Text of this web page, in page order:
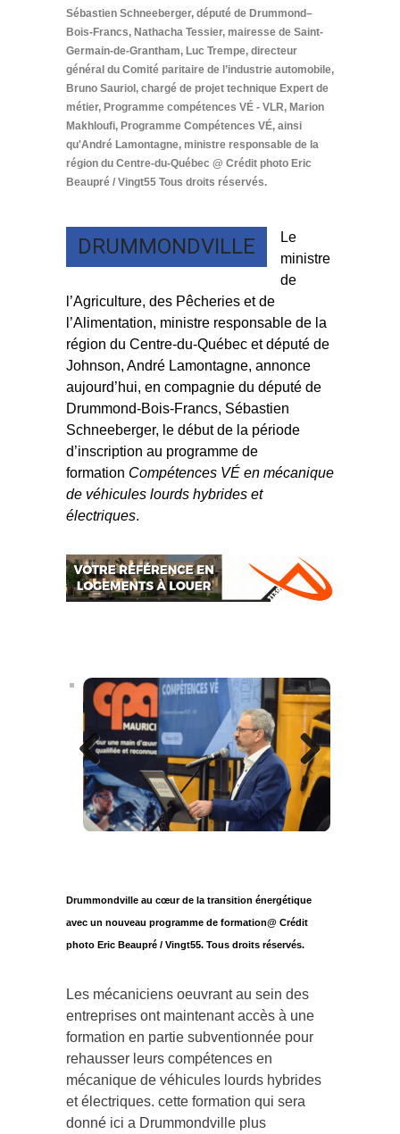
Sébastien Schneeberger, député de Drummond–
Bois-Francs, Nathacha Tessier, mairesse de Saint-
Germain-de-Grantham, Luc Trempe, directeur
général du Comité paritaire de l’industrie automobile,
Bruno Sauriol, chargé de projet technique Expert de
métier, Programme compétences VÉ - VLR, Marion
Makhloufi, Programme Compétences VÉ, ainsi
qu'André Lamontagne, ministre responsable de la
région du Centre-du-Québec @ Crédit photo Eric
Beaupré / Vingt55 Tous droits réservés.
DRUMMONDVILLE
Le
ministre
de
l’Agriculture, des Pêcheries et de
l’Alimentation, ministre responsable de la
région du Centre‑du‑Québec et député de
Johnson, André Lamontagne, annonce
aujourd’hui, en compagnie du député de
Drummond-Bois-Francs, Sébastien
Schneeberger, le début de la période
d’inscription au programme de
formation Compétences VÉ en mécanique
de véhicules lourds hybrides et
électriques.
Previous Next
Drummondville au cœur de la transition énergétique
avec un nouveau programme de formation@ Crédit
photo Eric Beaupré / Vingt55. Tous droits réservés.
Les mécaniciens oeuvrant au sein des
entreprises ont maintenant accès à une
formation en partie subventionnée pour
rehausser leurs compétences en
mécanique de véhicules lourds hybrides
et électriques. cette formation qui sera
donné ici a Drummondville plus